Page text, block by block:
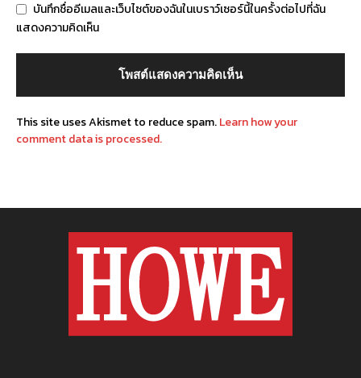
บันทึกชื่ออีเมลและเว็บไซต์ของฉันในเบราว์เซอร์นี้ในครั้งต่อไปที่ฉัน
แสดงความคิดเห็น
This site uses Akismet to reduce spam.Learn how your
comment data is processed.